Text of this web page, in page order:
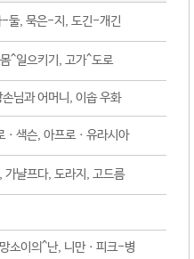
-둘, 묵은-지, 도긴-개긴
^일으키기, 고가^도로
손님과 어머니, 이솝 우화
ㆍ색슨, 아프로ㆍ유라시아
가냘프다, 도라지, 고드름
소이의^난, 니만ㆍ피크-병